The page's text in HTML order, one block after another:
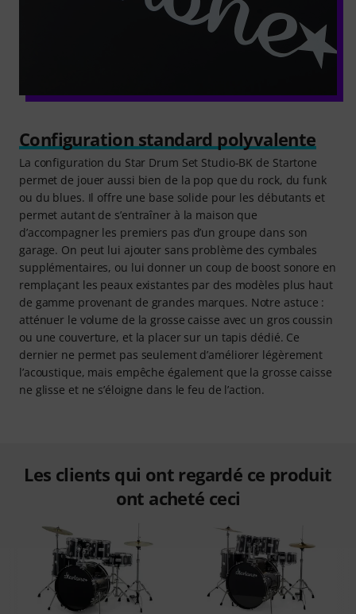
Configuration standard polyvalente
La configuration du Star Drum Set Studio-BK de Startone
permet de jouer aussi bien de la pop que du rock, du funk
ou du blues. Il offre une base solide pour les débutants et
permet autant de s’entraîner à la maison que
d’accompagner les premiers pas d’un groupe dans son
garage. On peut lui ajouter sans problème des cymbales
supplémentaires, ou lui donner un coup de boost sonore en
remplaçant les peaux existantes par des modèles plus haut
de gamme provenant de grandes marques. Notre astuce :
atténuer le volume de la grosse caisse avec un gros coussin
ou une couverture, et la placer sur un tapis dédié. Ce
dernier ne permet pas seulement d’améliorer légèrement
l’acoustique, mais empêche également que la grosse caisse
ne glisse et ne s’éloigne dans le feu de l’action.
Les clients qui ont regardé ce produit
ont acheté ceci